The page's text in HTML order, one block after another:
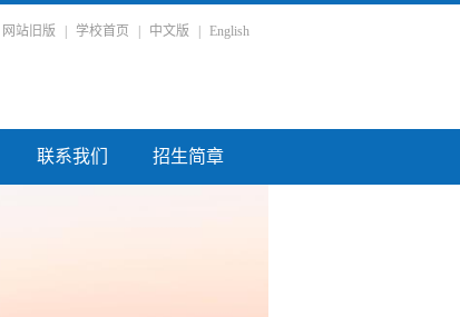
网站旧版 学校首页 中文版 English
联系我们 招生简章